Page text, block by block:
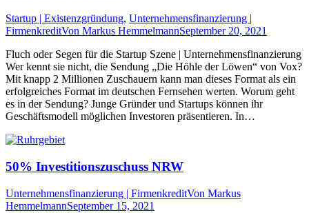
Startup | Existenzgründung, Unternehmensfinanzierung |
FirmenkreditVon Markus HemmelmannSeptember 20, 2021
Fluch oder Segen für die Startup Szene | Unternehmensfinanzierung
Wer kennt sie nicht, die Sendung „Die Höhle der Löwen“ von Vox?
Mit knapp 2 Millionen Zuschauern kann man dieses Format als ein
erfolgreiches Format im deutschen Fernsehen werten. Worum geht
es in der Sendung? Junge Gründer und Startups können ihr
Geschäftsmodell möglichen Investoren präsentieren. In…
50% Investitionszuschuss NRW
Unternehmensfinanzierung | FirmenkreditVon Markus
HemmelmannSeptember 15, 2021